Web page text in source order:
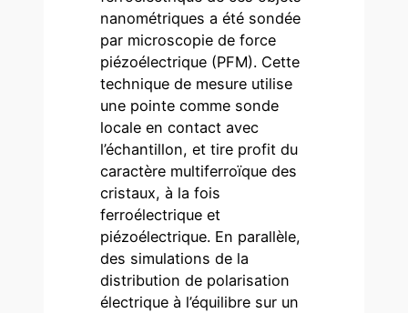
nanométriques a été sondée
par microscopie de force
piézoélectrique (PFM). Cette
technique de mesure utilise
une pointe comme sonde
locale en contact avec
l’échantillon, et tire profit du
caractère multiferroïque des
cristaux, à la fois
ferroélectrique et
piézoélectrique. En parallèle,
des simulations de la
distribution de polarisation
électrique à l’équilibre sur un